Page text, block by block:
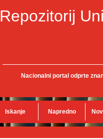
Repozitorij
Nacionalni portal odprte
Iskanje Napredno